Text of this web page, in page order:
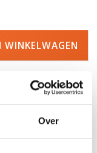
Over
WINKELWAGEN